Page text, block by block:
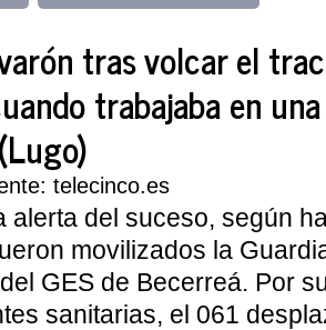
tras volcar el
trabajaba en
telecinco.es
alerta del suceso, según
movilizados la
GES de Becerreá. Por
sanitarias, el 061